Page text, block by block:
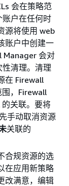
会在策略范
账户在任何时
源将使用 web
账户中创建一
Manager 会对
性清理。清理
在 Firewall
围，Firewall
关联。要将
手动取消资源
关联的
合规资源的选
在应用新策略
改满意，编辑